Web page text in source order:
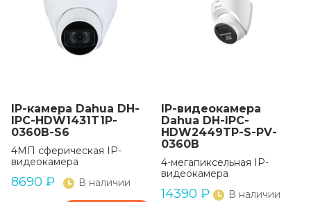
IP-камера Dahua DH-
IPC-HDW1431T1P-
0360B-S6
4МП сферическая IP-
видеокамера
8690 ₽ В наличии
IP-видеокамера
Dahua DH-IPC-
HDW2449TP-S-PV-
0360B
4-мегапиксельная IP-
видеокамера
14390 ₽ В наличии